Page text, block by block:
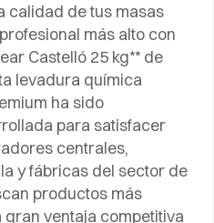
calidad de tus masas
más alto con
Castelló 25 kg** de
levadura química
ha sido
para satisfacer
centrales,
y fábricas del sector de
productos más
gran ventaja competitiva